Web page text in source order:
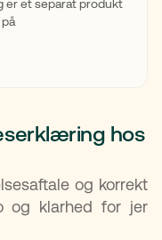
er et separat produkt
hos
og korrekt
og klarhed for jer